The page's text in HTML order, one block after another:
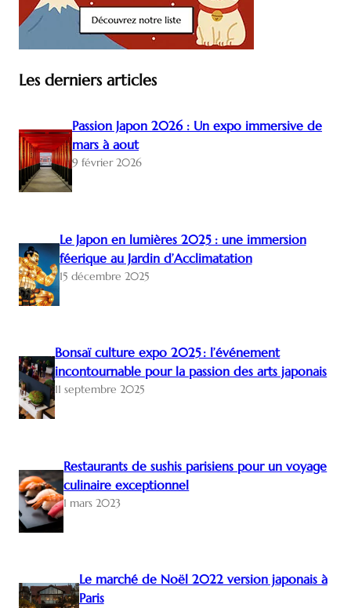
Les derniers articles
Passion Japon 2026 : Un expo immersive de
mars à aout
9 février 2026
Le Japon en lumières 2025 : une immersion
féerique au Jardin d’Acclimatation
15 décembre 2025
Bonsaï culture expo 2025 : l’événement
incontournable pour la passion des arts japonais
11 septembre 2025
Restaurants de sushis parisiens pour un voyage
culinaire exceptionnel
1 mars 2023
Le marché de Noël 2022 version japonais à
Paris